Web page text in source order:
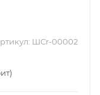
ШСr-00002